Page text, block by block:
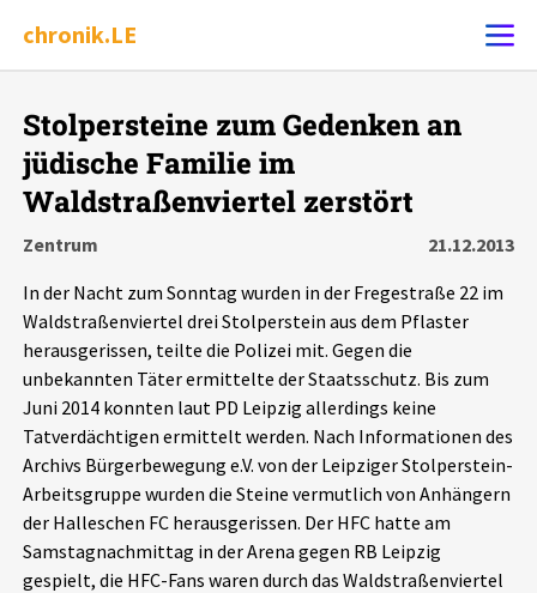
chronik.LE
Ereignis melden
Chronik
Dossiers
Leipziger Zustände
Schlaglichter
Phänomene
Aktuelles
Stolpersteine zum Gedenken an
jüdische Familie im
Waldstraßenviertel zerstört
Zentrum
21.12.2013
In der Nacht zum Sonntag wurden in der Fregestraße 22 im
Waldstraßenviertel drei Stolperstein aus dem Pflaster
herausgerissen, teilte die Polizei mit. Gegen die
unbekannten Täter ermittelte der Staatsschutz. Bis zum
Juni 2014 konnten laut PD Leipzig allerdings keine
Tatverdächtigen ermittelt werden. Nach Informationen des
Archivs Bürgerbewegung e.V. von der Leipziger Stolperstein-
Arbeitsgruppe wurden die Steine vermutlich von Anhängern
der Halleschen FC herausgerissen. Der HFC hatte am
Samstagnachmittag in der Arena gegen RB Leipzig
gespielt, die HFC-Fans waren durch das Waldstraßenviertel
Alle Ereignisse
7502Ereignisse
Ereignisse Statistik
Exportieren ? Filter Erklärungen